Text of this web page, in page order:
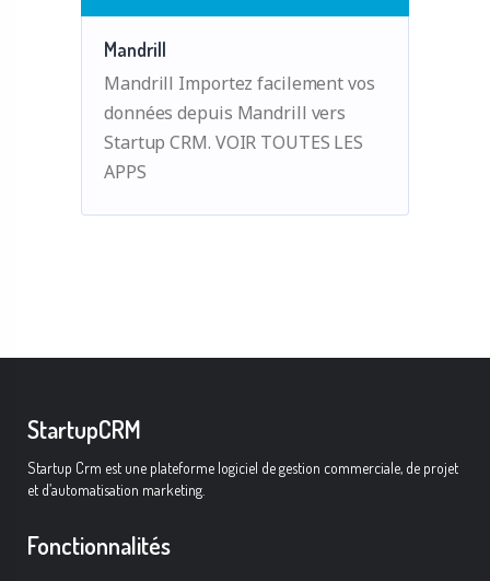
Mandrill
Mandrill Importez facilement vos
données depuis Mandrill vers
Startup CRM. VOIR TOUTES LES
APPS
StartupCRM
Startup Crm est une plateforme logiciel de gestion commerciale, de projet
et d’automatisation marketing.
Fonctionnalités